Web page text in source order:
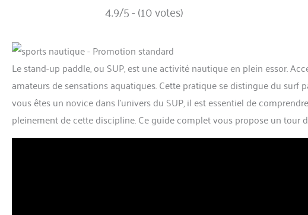
4.9/5 - (10 votes)
Le stand-up paddle, ou SUP, est une activité nautique en plein essor.
amateurs de sensations aquatiques. Cette pratique se distingue du surf
vous êtes un novice dans l’univers du SUP, il est essentiel de
pleinement de cette discipline. Ce guide complet vous propose un tour